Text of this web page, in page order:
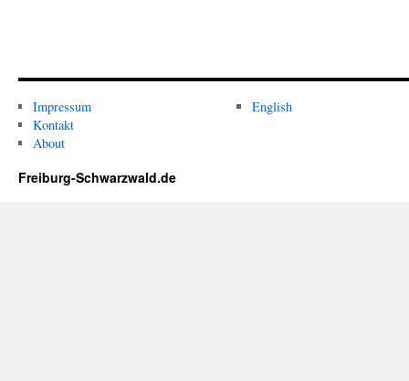
Impressum
Kontakt
About
English
Freiburg-Schwarzwald.de